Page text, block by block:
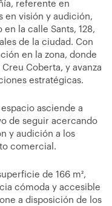
referente en
en visión y audición,
la calle Sants, 128,
de la ciudad. Con
en la zona, donde
Coberta, y avanza
estratégicas.
asciende a
de seguir acercando
y audición a los
comercial.
de 166 m²,
cómoda y accesible
a disposición de los